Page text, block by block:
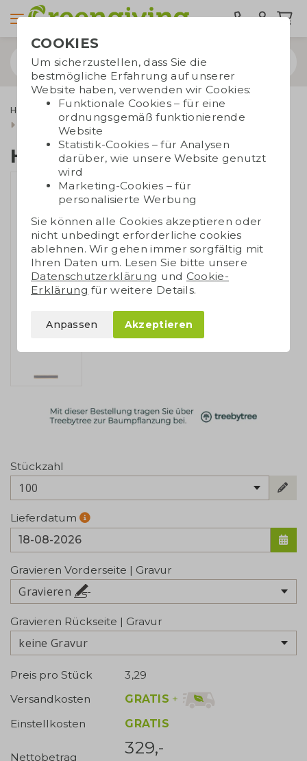
Home & Living
Entspannung für zu Hause
Harmonika mit Holz
Harmonika mit Holz
Stückzahl
100
Lieferdatum
Gravieren Vorderseite | Gravur
Gravieren
Gravieren Rückseite | Gravur
keine Gravur
Preis pro Stück
3,29
Versandkosten
GRATIS +
Einstellkosten
GRATIS
Nettobetrag 329,-
COOKIES
Um sicherzustellen, dass Sie die
bestmögliche Erfahrung auf unserer
Website haben, verwenden wir Cookies:
Funktionale Cookies – für eine
ordnungsgemäß funktionierende
Website
Statistik-Cookies – für Analysen
darüber, wie unsere Website genutzt
wird
Marketing-Cookies – für
personalisierte Werbung
Sie können alle Cookies akzeptieren oder
nicht unbedingt erforderliche cookies
ablehnen. Wir gehen immer sorgfältig mit
Ihren Daten um. Lesen Sie bitte unsere
Datenschutzerklärung und Cookie-
Erklärung für weitere Details.
Anpassen Akzeptieren